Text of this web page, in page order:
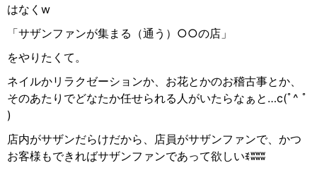
はなく w
「サザンファンが集まる（通う） ○○の店」
をやりたくて。
ネイルかリラクゼーションか、お花とかのお稽古事とか、
そのあたりでどなたか任せられる人がいたらなぁと …c(ﾟ^ ﾟ
)
店内がサザンだらけだから、店員がサザンファンで、かつ
お客様もできればサザンファンであって欲しいꉂʬʬʬ